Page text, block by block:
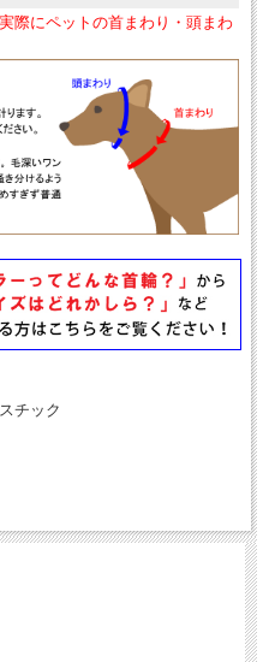
際にペットの首まわり・頭まわ
チック